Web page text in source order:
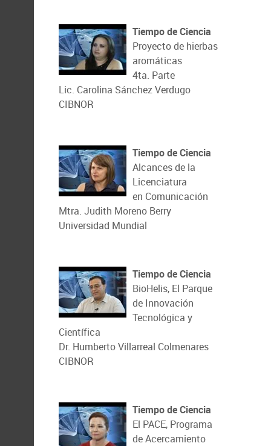
Tiempo de Ciencia
Proyecto de hierbas
aromáticas
4ta. Parte
Lic. Carolina Sánchez Verdugo
CIBNOR
Tiempo de Ciencia
Alcances de la
Licenciatura
en Comunicación
Mtra. Judith Moreno Berry
Universidad Mundial
Tiempo de Ciencia
BioHelis, El Parque
de Innovación
Tecnológica y
Científica
Dr. Humberto Villarreal Colmenares
CIBNOR
Tiempo de Ciencia
El PACE, Programa
de Acercamiento